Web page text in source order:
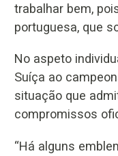
trabalhar bem,
portuguesa, que
No aspeto
Suíça ao
situação que
compromissos
“Há alguns